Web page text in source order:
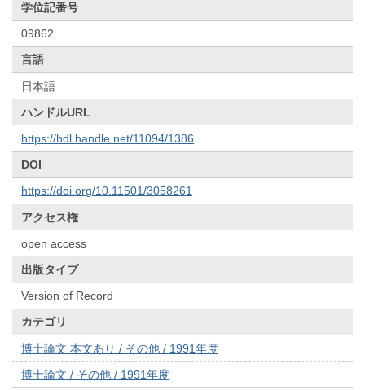
学位記番号
09862
言語
日本語
ハンドルURL
https://hdl.handle.net/11094/1386
DOI
https://doi.org/10.11501/3058261
アクセス権
open access
出版タイプ
Version of Record
カテゴリ
博士論文 本文あり / その他 / 1991年度
博士論文 / その他 / 1991年度